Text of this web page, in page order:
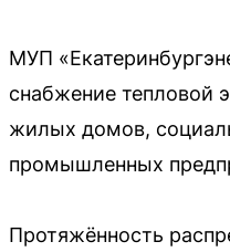
МУП
снабжение тепловой
жилых домов,
промышленных
Протяжённость